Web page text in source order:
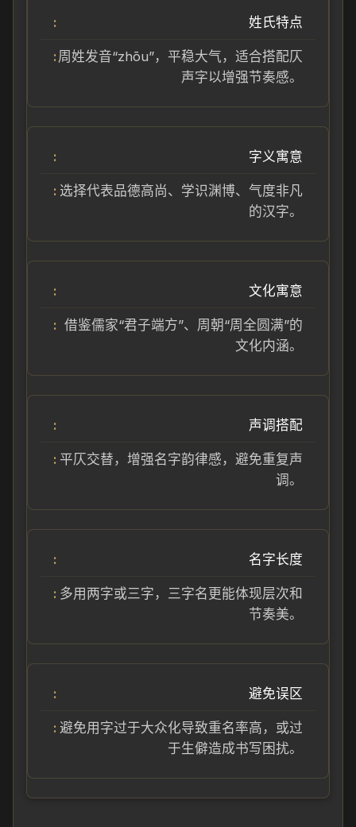
姓氏特点
周姓发音“zhōu”，平稳大气，适合搭配仄
声字以增强节奏感。
字义寓意
选择代表品德高尚、学识渊博、气度非凡
的汉字。
文化寓意
借鉴儒家“君子端方”、周朝“周全圆满”的
文化内涵。
声调搭配
平仄交替，增强名字韵律感，避免重复声
调。
名字长度
多用两字或三字，三字名更能体现层次和
节奏美。
避免误区
避免用字过于大众化导致重名率高，或过
于生僻造成书写困扰。